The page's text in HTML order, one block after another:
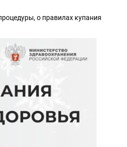
о правилах купания